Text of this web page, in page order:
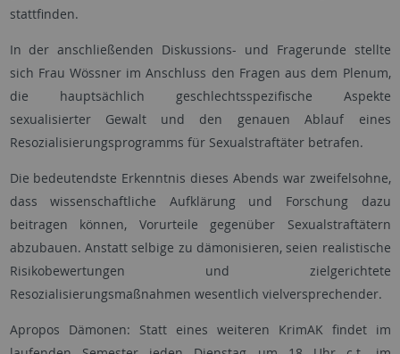
stattfinden.
In der anschließenden Diskussions- und Fragerunde stellte
sich Frau Wössner im Anschluss den Fragen aus dem Plenum,
die hauptsächlich geschlechtsspezifische Aspekte
sexualisierter Gewalt und den genauen Ablauf eines
Resozialisierungsprogramms für Sexualstraftäter betrafen.
Die bedeutendste Erkenntnis dieses Abends war zweifelsohne,
dass wissenschaftliche Aufklärung und Forschung dazu
beitragen können, Vorurteile gegenüber Sexualstraftätern
abzubauen. Anstatt selbige zu dämonisieren, seien realistische
Risikobewertungen und zielgerichtete
Resozialisierungsmaßnahmen wesentlich vielversprechender.
Apropos Dämonen: Statt eines weiteren KrimAK findet im